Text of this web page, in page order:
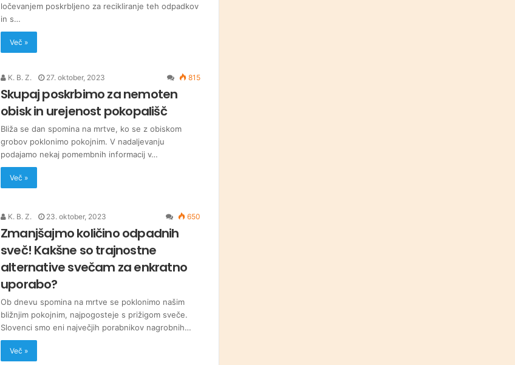
ločevanjem poskrbljeno za recikliranje teh odpadkov
in s…
Več »
K. B. Z. 27. oktober, 2023 815
Skupaj poskrbimo za nemoten
obisk in urejenost pokopališč
Bliža se dan spomina na mrtve, ko se z obiskom
grobov poklonimo pokojnim. V nadaljevanju
podajamo nekaj pomembnih informacij v…
Več »
K. B. Z. 23. oktober, 2023 650
Zmanjšajmo količino odpadnih
sveč! Kakšne so trajnostne
alternative svečam za enkratno
uporabo?
Ob dnevu spomina na mrtve se poklonimo našim
bližnjim pokojnim, najpogosteje s prižigom sveče.
Slovenci smo eni največjih porabnikov nagrobnih…
Več »